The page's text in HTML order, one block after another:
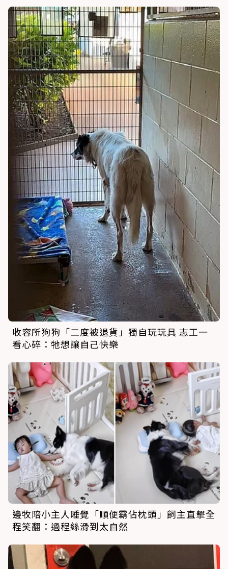
收容所狗狗「二度被退貨」獨自玩玩具 志工一
看心碎：牠想讓自己快樂
邊牧陪小主人睡覺「順便霸佔枕頭」飼主直擊全
程笑翻：過程絲滑到太自然